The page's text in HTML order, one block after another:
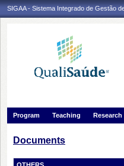
SIGAA - Sistema Integrado de Gestão
Program
Teaching
Documents